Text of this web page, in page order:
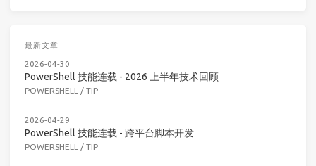
最新文章
2026-04-30
PowerShell 技能连载 - 2026 上半年技术回顾
POWERSHELL / TIP
2026-04-29
PowerShell 技能连载 - 跨平台脚本开发
POWERSHELL / TIP